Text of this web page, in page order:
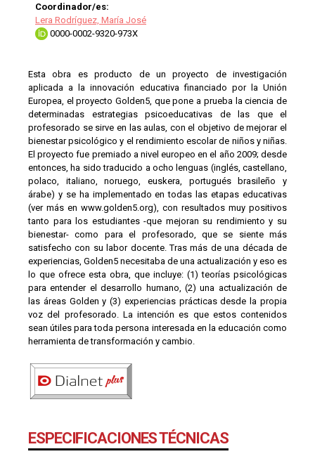
Coordinador/es:
Lera Rodríguez, María José
0000-0002-9320-973X
Esta obra es producto de un proyecto de investigación
aplicada a la innovación educativa financiado por la Unión
Europea, el proyecto Golden5, que pone a prueba la ciencia de
determinadas estrategias psicoeducativas de las que el
profesorado se sirve en las aulas, con el objetivo de mejorar el
bienestar psicológico y el rendimiento escolar de niños y niñas.
El proyecto fue premiado a nivel europeo en el año 2009; desde
entonces, ha sido traducido a ocho lenguas (inglés, castellano,
polaco, italiano, noruego, euskera, portugués brasileño y
árabe) y se ha implementado en todas las etapas educativas
(ver más en www.golden5.org), con resultados muy positivos
tanto para los estudiantes -que mejoran su rendimiento y su
bienestar- como para el profesorado, que se siente más
satisfecho con su labor docente. Tras más de una década de
experiencias, Golden5 necesitaba de una actualización y eso es
lo que ofrece esta obra, que incluye: (1) teorías psicológicas
para entender el desarrollo humano, (2) una actualización de
las áreas Golden y (3) experiencias prácticas desde la propia
voz del profesorado. La intención es que estos contenidos
sean útiles para toda persona interesada en la educación como
herramienta de transformación y cambio.
ESPECIFICACIONES TÉCNICAS